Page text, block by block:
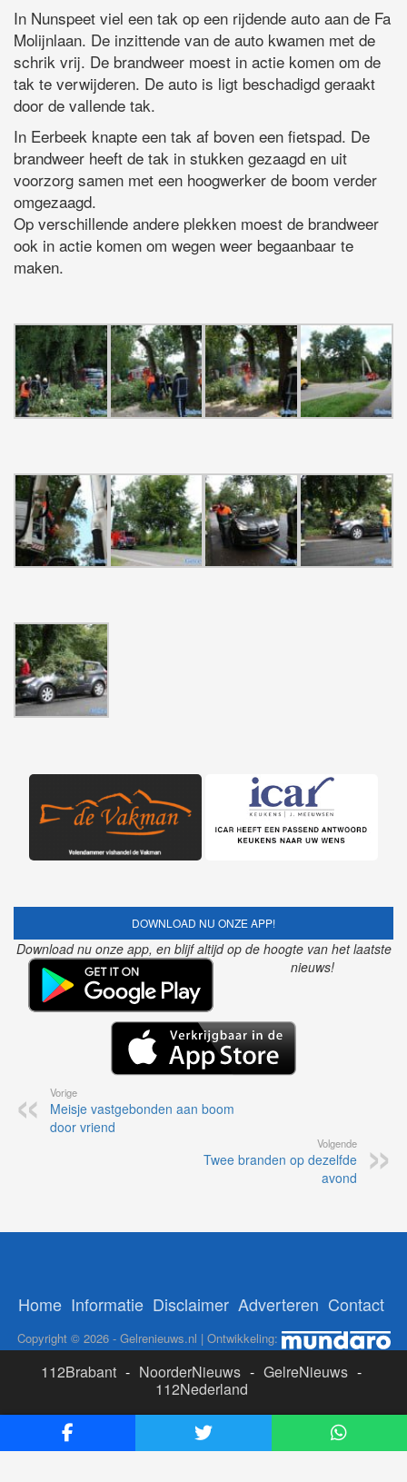
In Nunspeet viel een tak op een rijdende auto aan de Fa
Molijnlaan. De inzittende van de auto kwamen met de
schrik vrij. De brandweer moest in actie komen om de
tak te verwijderen. De auto is ligt beschadigd geraakt
door de vallende tak.
In Eerbeek knapte een tak af boven een fietspad. De
brandweer heeft de tak in stukken gezaagd en uit
voorzorg samen met een hoogwerker de boom verder
omgezaagd.
Op verschillende andere plekken moest de brandweer
ook in actie komen om wegen weer begaanbaar te
maken.
DOWNLOAD NU ONZE APP!
Download nu onze app, en blijf altijd op de hoogte van het laatste
nieuws!
Vorige
Meisje vastgebonden aan boom
door vriend
Volgende
Twee branden op dezelfde
avond
Home Informatie Disclaimer Adverteren Contact
Copyright © 2026 - Gelrenieuws.nl | Ontwikkeling:
112Brabant - NoorderNieuws - GelreNieuws -
112Nederland
ADS:
Likesbet Casino-OnlineCasinoReports.nl-